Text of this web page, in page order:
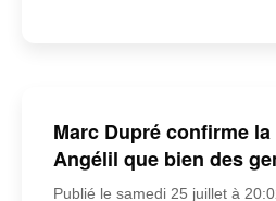
Marc Dupré confirme
Angélil que bien des
Publié le samedi 25 juillet à